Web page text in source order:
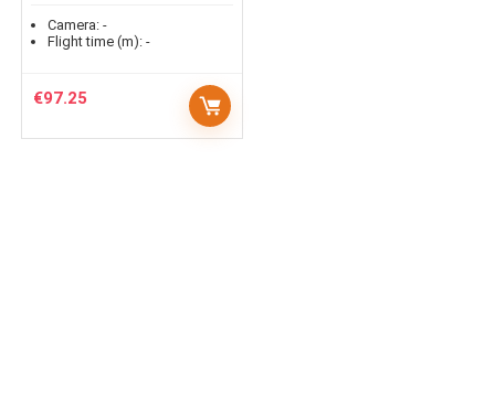
Camera: -
Flight time (m): -
€97.25